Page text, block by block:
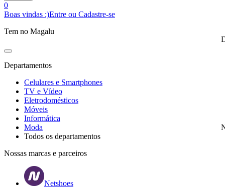
0
Boas vindas :)Entre ou Cadastre-se
Tem no Magalu
Departamentos
Celulares e Smartphones
TV e Vídeo
Eletrodomésticos
Móveis
Informática
Moda
Todos os departamentos
Nossas marcas e parceiros
Netshoes